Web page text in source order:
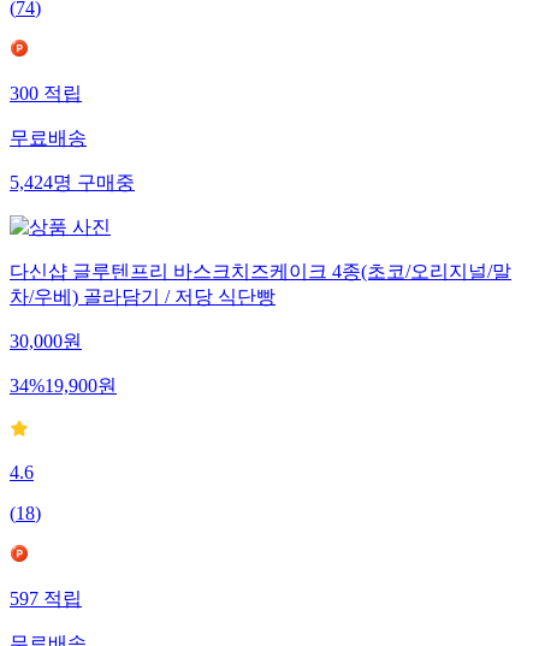
(74)
300적립
무료배송
5,424명구매중
다신샵 글루텐프리 바스크치즈케이크 4종(초코/오리지널/말
차/우베) 골라담기 / 저당 식단빵
30,000원
34%19,900원
4.6
(18)
597적립